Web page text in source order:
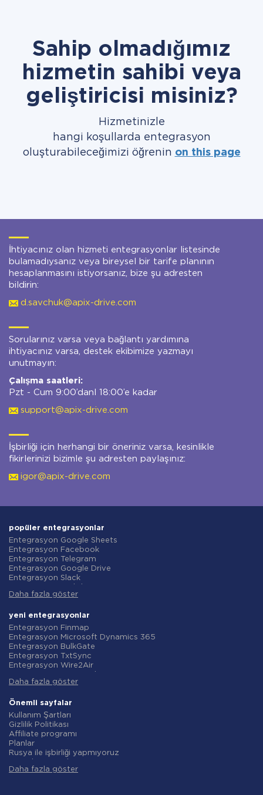
Sahip olmadığımız
hizmetin sahibi veya
geliştiricisi misiniz?
Hizmetinizle
hangi koşullarda entegrasyon
oluşturabileceğimizi öğrenin on this page
İhtiyacınız olan hizmeti entegrasyonlar listesinde
bulamadıysanız veya bireysel bir tarife planının
hesaplanmasını istiyorsanız, bize şu adresten
bildirin:
d.savchuk@apix-drive.com
Sorularınız varsa veya bağlantı yardımına
ihtiyacınız varsa, destek ekibimize yazmayı
unutmayın:
Çalışma saatleri:
Pzt - Cum 9:00’danl 18:00’e kadar
support@apix-drive.com
İşbirliği için herhangi bir öneriniz varsa, kesinlikle
fikirlerinizi bizimle şu adresten paylaşınız:
igor@apix-drive.com
popüler entegrasyonlar
Entegrasyon Google Sheets
Entegrasyon Facebook
Entegrasyon Telegram
Entegrasyon Google Drive
Entegrasyon Slack
Entegrasyon Gmail
Entegrasyon ClickUp
Entegrasyon Airtable
Entegrasyon Google Contacts
Entegrasyon OpenAI (ChatGPT)
Entegrasyon Instagram
Entegrasyon ActiveCampaign
Entegrasyon Typeform
Entegrasyon Salesforce CRM
Entegrasyon Notion
Entegrasyon AWeber
Entegrasyon Asana
Entegrasyon ZOHO CRM
Entegrasyon Webhooks
Entegrasyon GetResponse
Entegrasyon WooCommerce
Daha fazla göster
yeni entegrasyonlar
Entegrasyon Finmap
Entegrasyon Microsoft Dynamics 365
Entegrasyon BulkGate
Entegrasyon TxtSync
Entegrasyon Wire2Air
Entegrasyon Infobip
Entegrasyon AtomPark
Entegrasyon TXTImpact
Entegrasyon Campaign Monitor
Entegrasyon CM.com
Entegrasyon D7 Networks
Entegrasyon SMS.to
Entegrasyon SMSGlobal
Entegrasyon Textlocal
Daha fazla göster
Önemli sayfalar
Kullanım Şartları
Gizlilik Politikası
Affiliate programı
Planlar
Rusya ile işbirliği yapmıyoruz
iade politikasi
Daha fazla göster